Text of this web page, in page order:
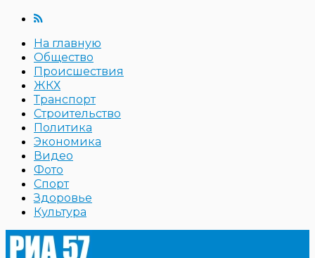
На главную
Общество
Происшествия
ЖКХ
Транспорт
Строительство
Политика
Экономика
Видео
Фото
Спорт
Здоровье
Культура